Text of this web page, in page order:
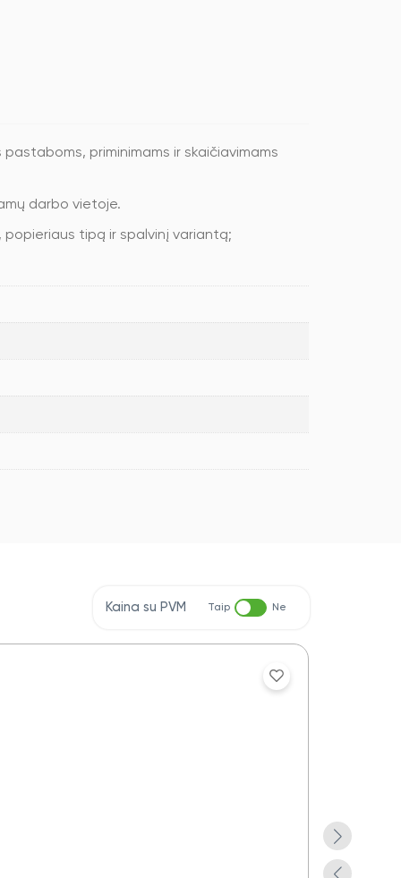
priminimams ir skaičiavimams
darbo vietoje.
popieriaus tipą ir spalvinį variantą;
Kaina su PVM Taip Ne